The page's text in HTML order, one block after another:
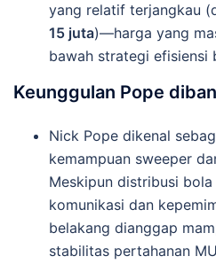
yang relatif terjangkau
15 juta)—harga yang
bawah strategi efisiensi
Keunggulan Pope
Nick Pope dikenal
kemampuan sweeper
Meskipun distribusi
komunikasi dan
belakang dianggap
stabilitas pertahanan